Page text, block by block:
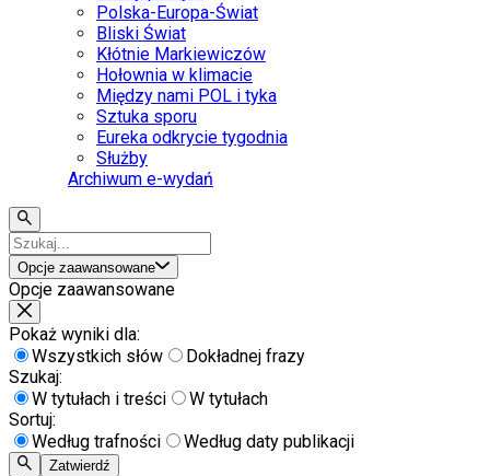
Polska-Europa-Świat
Bliski Świat
Kłótnie Markiewiczów
Hołownia w klimacie
Między nami POL i tyka
Sztuka sporu
Eureka odkrycie tygodnia
Służby
Archiwum e-wydań
Opcje zaawansowane
Opcje zaawansowane
Pokaż wyniki dla:
Wszystkich słów
Dokładnej frazy
Szukaj:
W tytułach i treści
W tytułach
Sortuj:
Według trafności
Według daty publikacji
Zatwierdź